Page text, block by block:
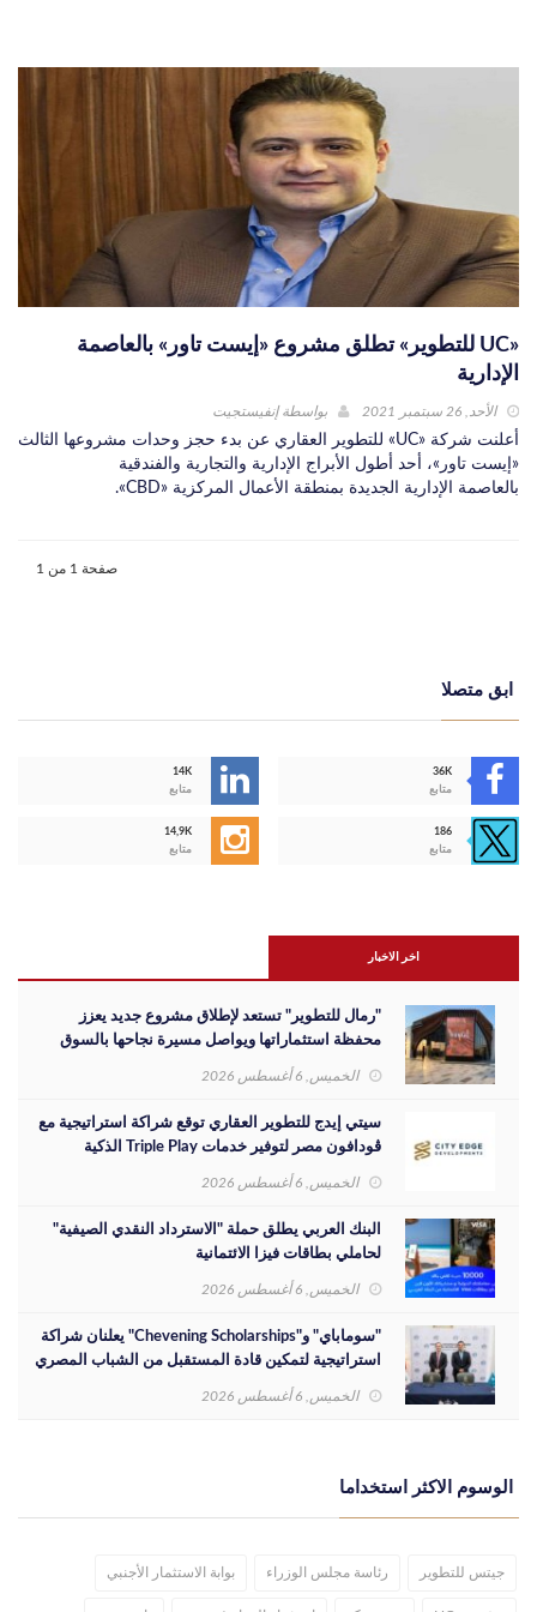
«UC للتطوير» تطلق مشروع «إيست تاور» بالعاصمة
الإدارية
الأحد, 26 سبتمبر 2021 بواسطةإنفيستجيت
أعلنت شركة «UC» للتطوير العقاري عن بدء حجز وحدات مشروعها الثالث
«إيست تاور»، أحد أطول الأبراج الإدارية والتجارية والفندقية
بالعاصمة الإدارية الجديدة بمنطقة الأعمال المركزية «CBD».
صفحة 1 من 1
ابق متصلا
14K
متابع
36K
متابع
14,9K
متابع
186
متابع
اخر الاخبار
"رمال للتطوير" تستعد لإطلاق مشروع جديد يعزز
محفظة استثماراتها ويواصل مسيرة نجاحها بالسوق
الخميس, 6 أغسطس 2026
سيتي إيدج للتطوير العقاري توقع شراكة استراتيجية مع
ڤودافون مصر لتوفير خدمات Triple Play الذكية
بمشروع داون تاون بمدينة العلمين الجديدة
الخميس, 6 أغسطس 2026
البنك العربي يطلق حملة "الاسترداد النقدي الصيفية"
لحاملي بطاقات فيزا الائتمانية
الخميس, 6 أغسطس 2026
"سوماباي" و"Chevening Scholarships" يعلنان شراكة
استراتيجية لتمكين قادة المستقبل من الشباب المصري
الخميس, 6 أغسطس 2026
الوسوم الاكثر استخداما
جيتس للتطوير رئاسة مجلس الوزراء بوابة الاستثمار الأجنبي